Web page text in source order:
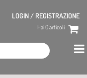
LOGIN / REGISTRAZIONE
Hai0articoli